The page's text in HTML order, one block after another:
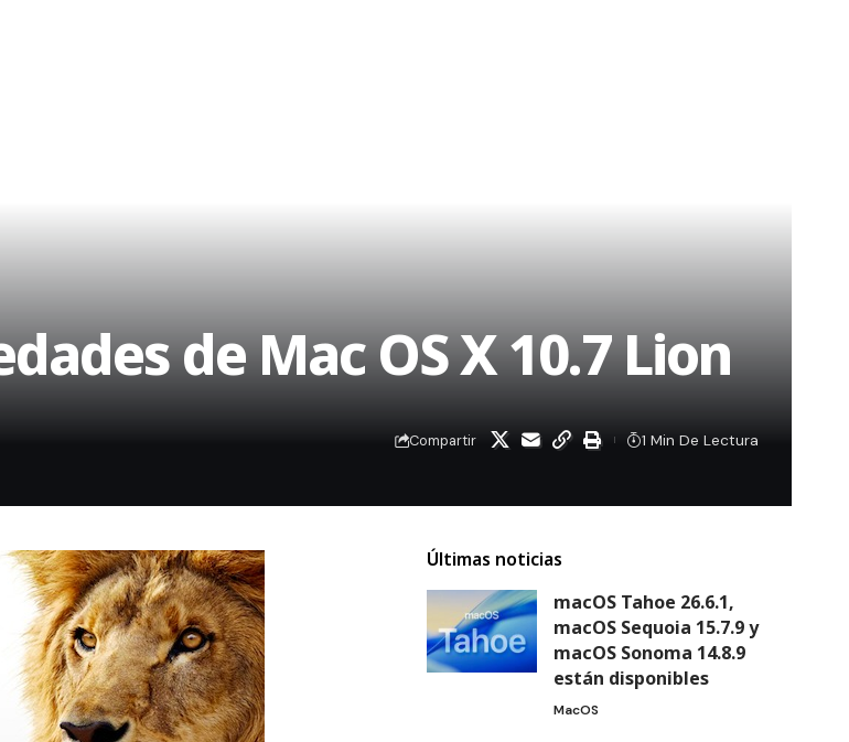
de Mac OS X 10.7 Lion
Compartir 1 Min De Lectura
Últimas noticias
macOS Tahoe 26.6.1,
macOS Sequoia 15.7.9 y
macOS Sonoma 14.8.9
están disponibles
MacOS